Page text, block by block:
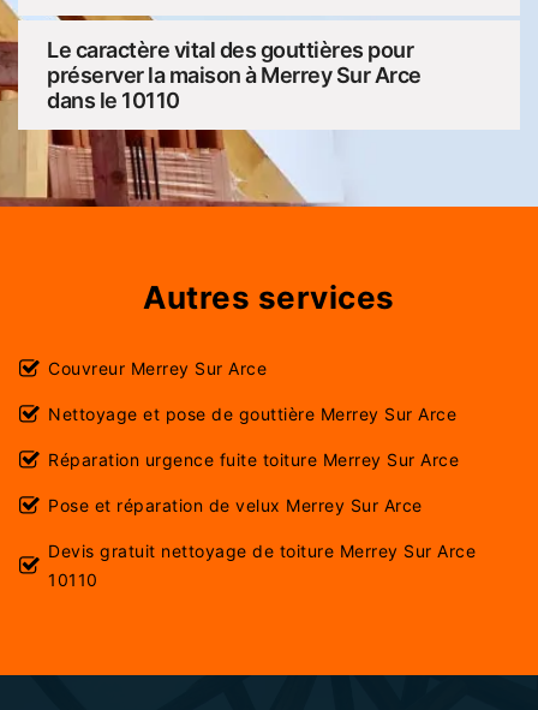
Le caractère vital des gouttières pour
préserver la maison à Merrey Sur Arce
dans le 10110
Autres services
Couvreur Merrey Sur Arce
Nettoyage et pose de gouttière Merrey Sur Arce
Réparation urgence fuite toiture Merrey Sur Arce
Pose et réparation de velux Merrey Sur Arce
Devis gratuit nettoyage de toiture Merrey Sur Arce
10110